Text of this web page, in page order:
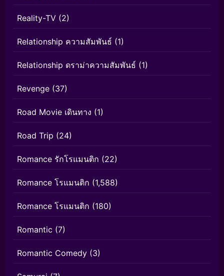
Reality-TV (2)
Relationship ความสัมพันธ์ (1)
Relationship ดราม่าความสัมพันธ์ (1)
Revenge (37)
Road Movie เดินทาง (1)
Road Trip (24)
Romance รักโรแมนติก (22)
Romance โรแมนติก (1,588)
Romance โรแมนติก (180)
Romantic (7)
Romantic Comedy (3)